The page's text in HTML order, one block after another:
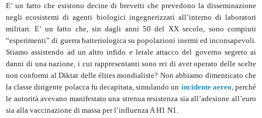
E’ un fatto che esistono decine di brevetti che prevedono la disseminazione
negli ecosistemi di agenti biologici ingegnerizzati all’interno di laboratori
militari. E’ un fatto che, sin dagli anni 50 del XX secolo, sono compiuti
“esperimenti” di guerra batteriologica su popolazioni inermi ed inconsapevoli.
Stiamo assistendo ad un altro infido e letale attacco del governo segreto ai
danni di una nazione, i cui rappresentanti sono rei di aver operato delle scelte
non conformi al Diktat delle élites mondialiste? Non abbiamo dimenticato che
la classe dirigente polacca fu decapitata, simulando un incidente aereo , perché
le autorità avevano manifestato una strenua resistenza sia all’adesione all’euro
sia alla vaccinazione di massa per l’influenza A H1 N1.